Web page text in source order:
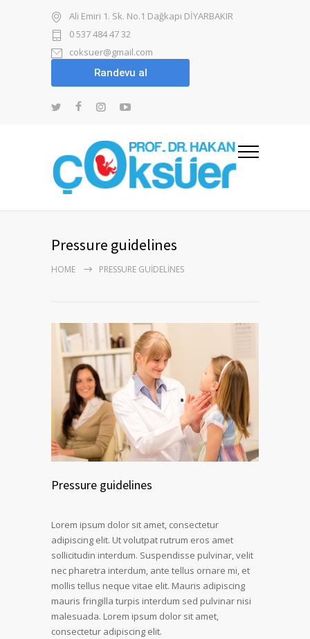
Ali Emiri 1. Sk. No.1 Dağkapı DİYARBAKIR
0 537 484 47 32
coksuer@gmail.com
Pressure guidelines
HOME PRESSURE GUIDELINES
Pressure guidelines
Lorem ipsum dolor sit amet, consectetur
adipiscing elit. Ut volutpat rutrum eros amet
sollicitudin interdum. Suspendisse pulvinar, velit
nec pharetra interdum, ante tellus ornare mi, et
mollis tellus neque vitae elit. Mauris adipiscing
mauris fringilla turpis interdum sed pulvinar nisi
malesuada. Lorem ipsum dolor sit amet,
consectetur adipiscing elit.